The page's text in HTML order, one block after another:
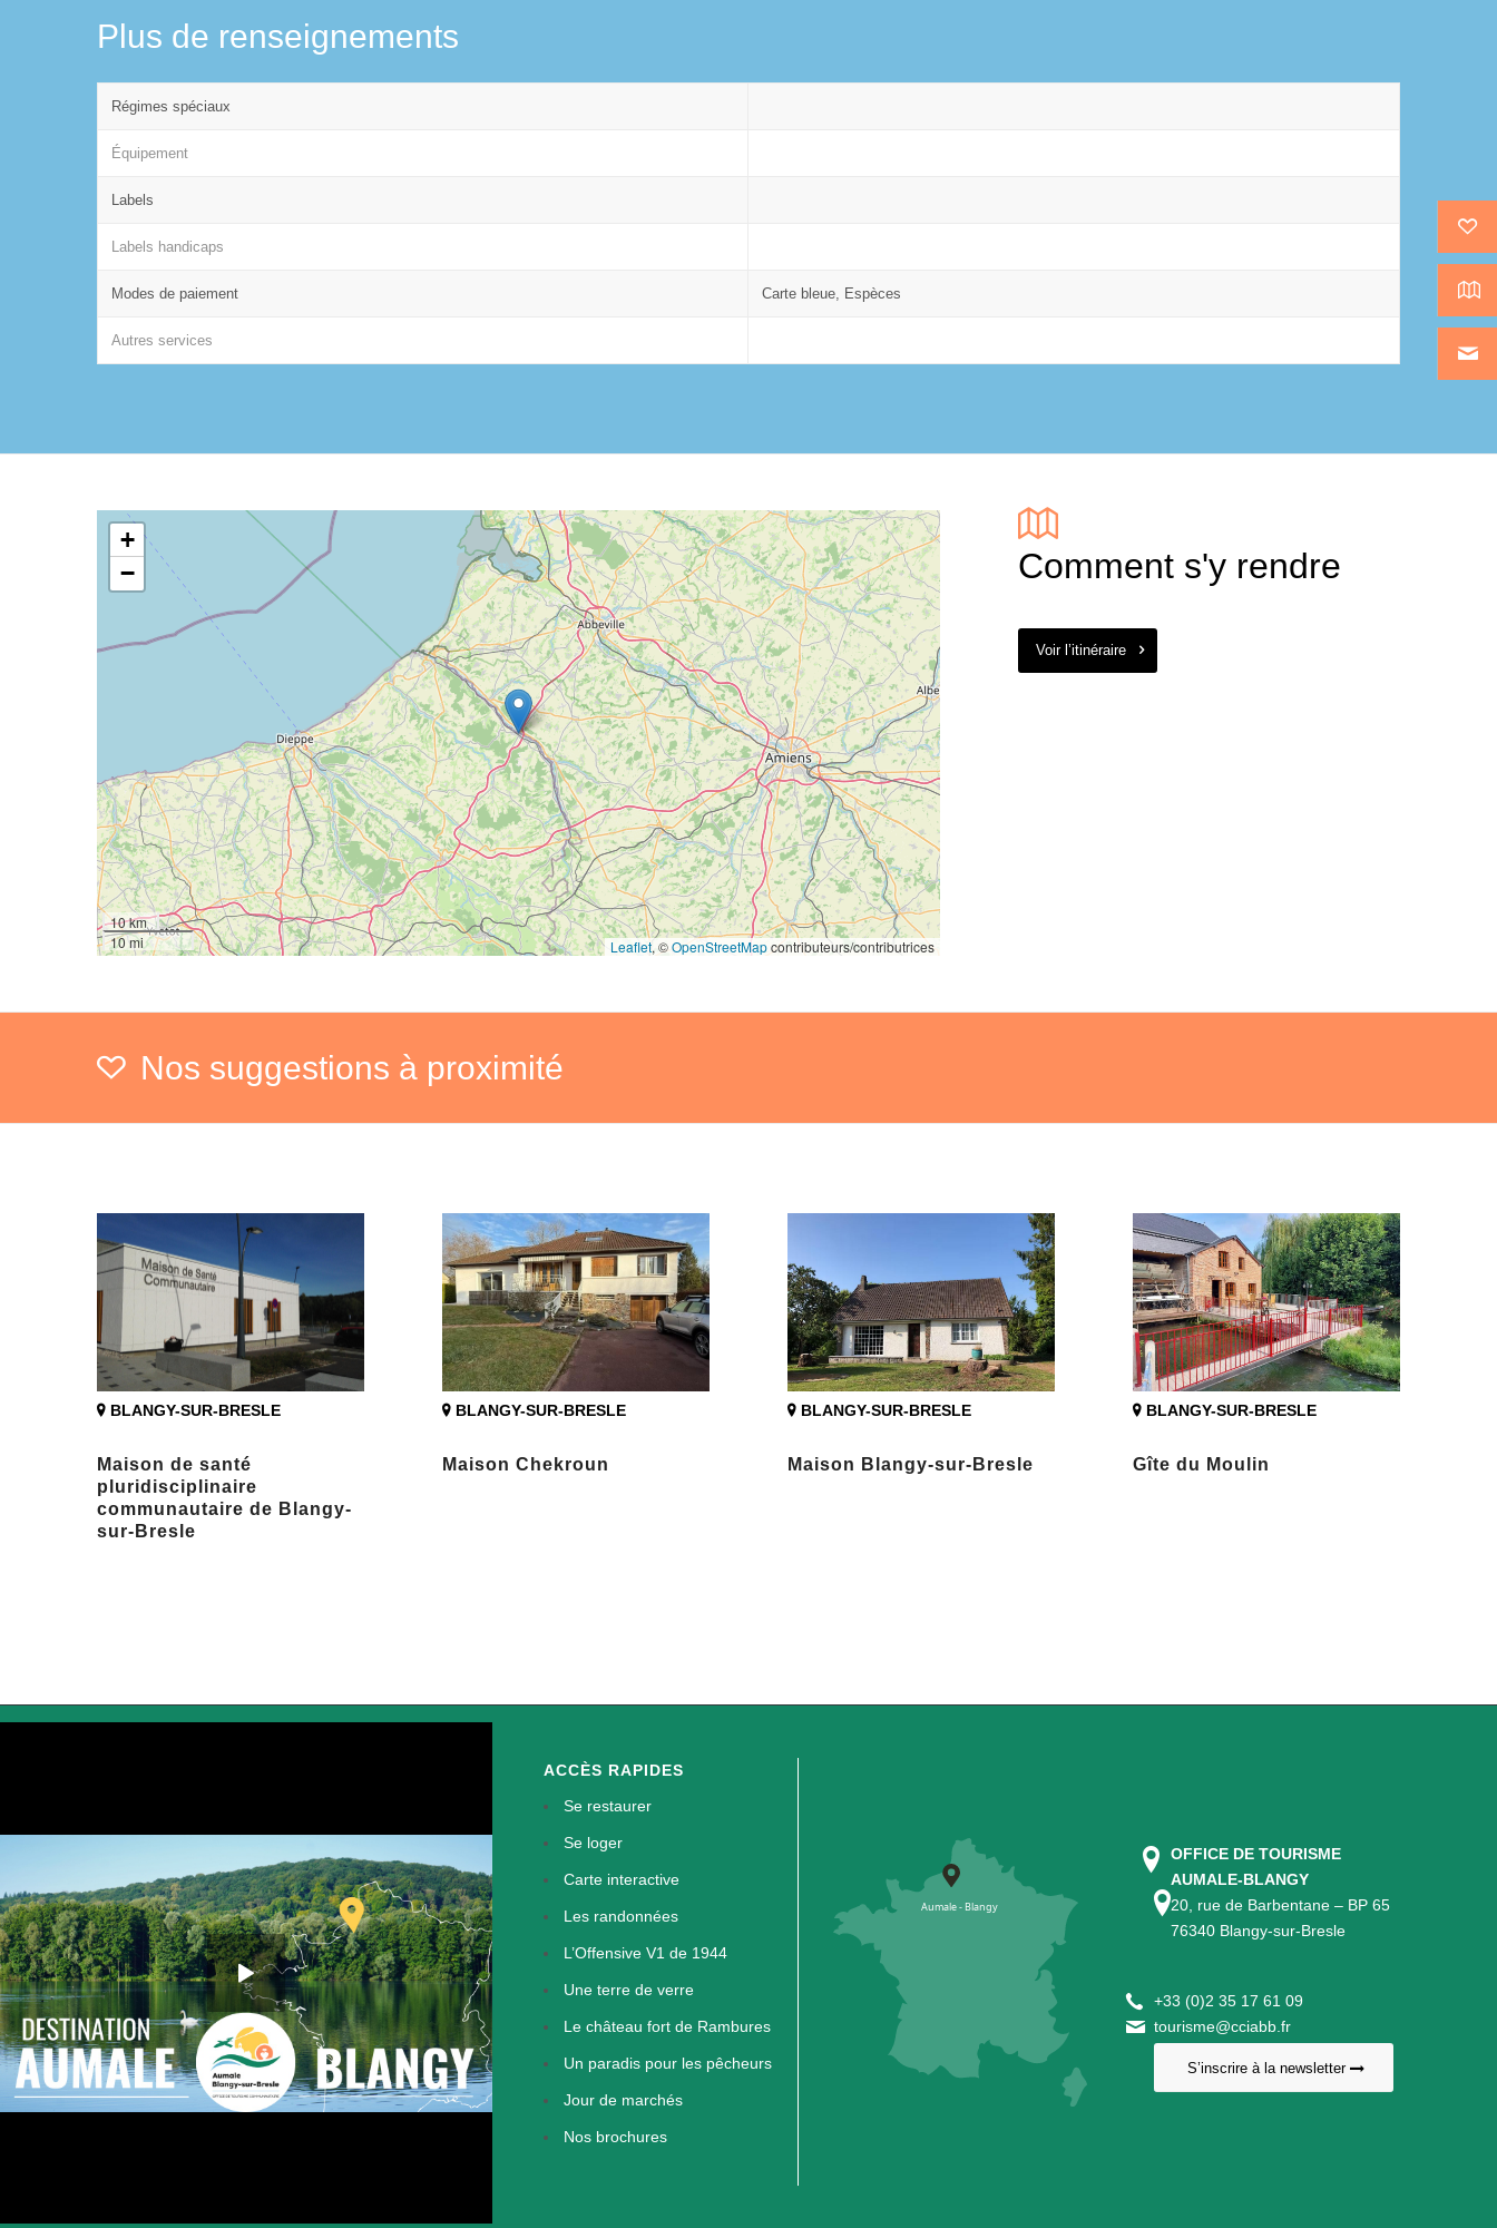
Plus de renseignements
Régimes spéciaux
Équipement
Labels
Labels handicaps
Modes de paiement Carte bleue, Espèces
Autres services
+
−
10 km
10 mi
Leaflet, ©OpenStreetMapcontributeurs/contributrices
Comment s'y rendre
Voir l’itinéraire
Nos suggestions à proximité
BLANGY-SUR-BRESLE
Maison de santé
pluridisciplinaire
communautaire de Blangy-
sur-Bresle
BLANGY-SUR-BRESLE
Maison Chekroun
BLANGY-SUR-BRESLE
Maison Blangy-sur-Bresle
BLANGY-SUR-BRESLE
Gîte du Moulin
ACCÈS RAPIDES
Se restaurer
Se loger
Carte interactive
Les randonnées
L’Offensive V1 de 1944
Une terre de verre
Le château fort de Rambures
Un paradis pour les pêcheurs
Jour de marchés
Nos brochures
OFFICE DE TOURISME
AUMALE-BLANGY
20, rue de Barbentane – BP 65
76340 Blangy-sur-Bresle
+33 (0)2 35 17 61 09
tourisme@cciabb.fr
S’inscrire à la newsletter